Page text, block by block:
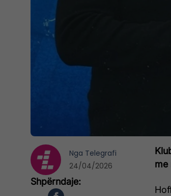
me
Nga Telegrafi
24/04/2026